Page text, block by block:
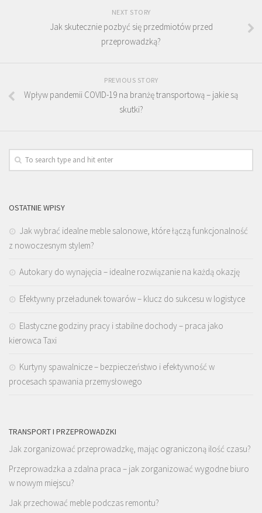
NEXT STORY
Jak skutecznie pozbyć się przedmiotów przed
przeprowadzką?
PREVIOUS STORY
Wpływ pandemii COVID-19 na branżę transportową – jakie są
skutki?
OSTATNIE WPISY
Jak wybrać idealne meble salonowe, które łączą funkcjonalność
z nowoczesnym stylem?
Autokary do wynajęcia – idealne rozwiązanie na każdą okazję
Efektywny przeładunek towarów – klucz do sukcesu w logistyce
Elastyczne godziny pracy i stabilne dochody – praca jako
kierowca Taxi
Kurtyny spawalnicze – bezpieczeństwo i efektywność w
procesach spawania przemysłowego
TRANSPORT I PRZEPROWADZKI
Jak zorganizować przeprowadzkę, mając ograniczoną ilość czasu?
Przeprowadzka a zdalna praca – jak zorganizować wygodne biuro
w nowym miejscu?
Jak przechować meble podczas remontu?